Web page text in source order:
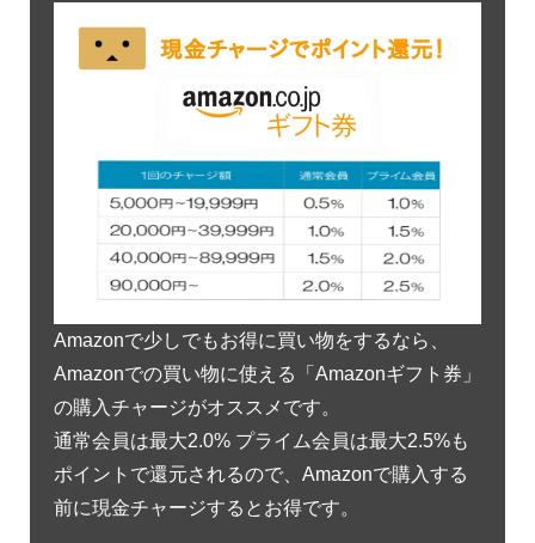
Amazonで少しでもお得に買い物をするなら、
Amazonでの買い物に使える「Amazonギフト券」
の購入チャージがオススメです。
通常会員は最大2.0% プライム会員は最大2.5%も
ポイントで還元されるので、Amazonで購入する
前に現金チャージするとお得です。